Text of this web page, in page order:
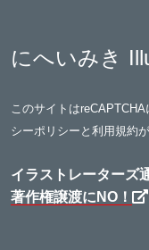
にへいみき
このサイトは
シーポリシー と 利用規約
イラストレーターズ
著作権譲渡にNO！